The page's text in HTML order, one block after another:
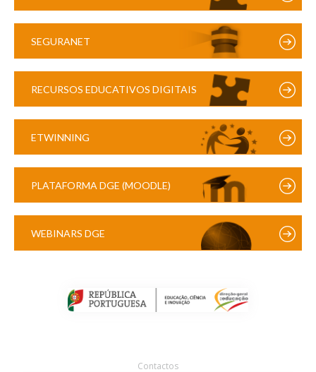
SEGURANET
RECURSOS EDUCATIVOS DIGITAIS
ETWINNING
PLATAFORMA DGE (MOODLE)
WEBINARS DGE
Contactos